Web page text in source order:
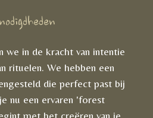
we in de kracht van intentie
rituelen. We hebben een
die perfect past bij
nu een ervaren 'forest
met het creëren van je